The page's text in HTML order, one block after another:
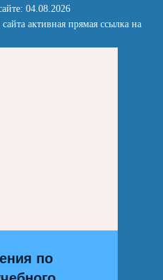
04.08.2026
активная прямая ссылка на
по